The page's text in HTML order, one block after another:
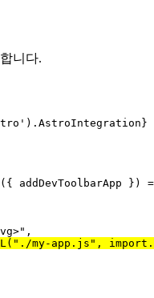
니다.
( { addDevToolbarApp } )
" ,
( " ./my-app.js " , import.